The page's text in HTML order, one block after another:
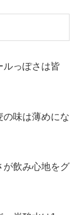
ルっぽさは皆
の味は薄めにな
が飲み心地をグ